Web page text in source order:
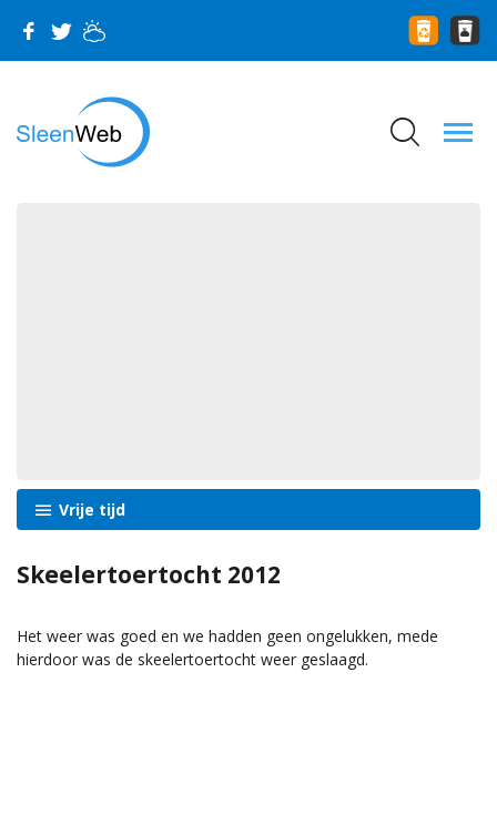
Vrije tijd
Skeelertoertocht 2012
Het weer was goed en we hadden geen ongelukken, mede
hierdoor was de skeelertoertocht weer geslaagd.